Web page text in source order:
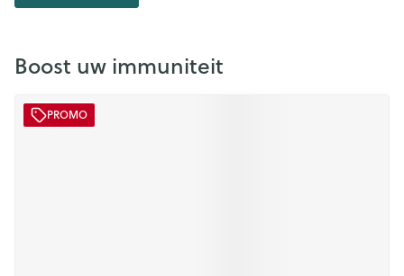
Boost uw immuniteit
PROMO